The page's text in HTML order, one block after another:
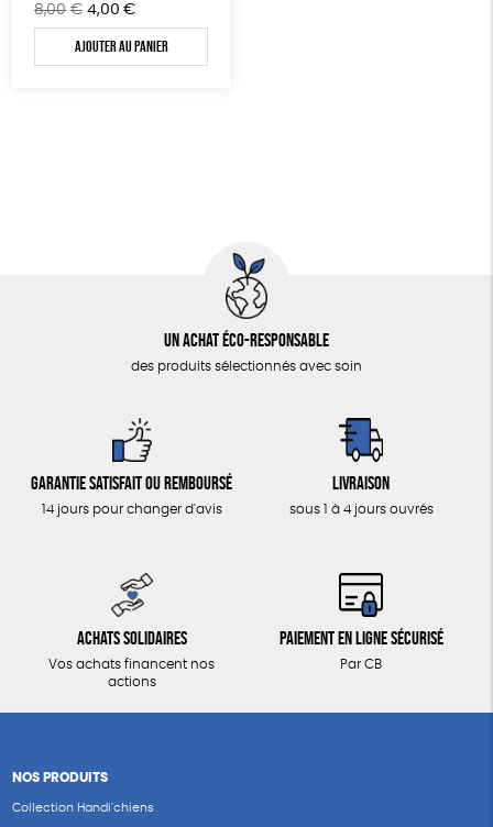
Fabriqué en Espagne
8,00 € Le
prix
initial
4,00 €Le
prix
actuel
Ajouter au panier
Un achat éco-responsable
des produits sélectionnés avec soin
Garantie satisfait ou remboursé
14 jours pour changer d'avis
Livraison
sous 1 à 4 jours ouvrés
Achats solidaires
Vos achats financent nos
actions
Paiement en ligne sécurisé
Par CB
NOS PRODUITS
Collection Handi’chiens